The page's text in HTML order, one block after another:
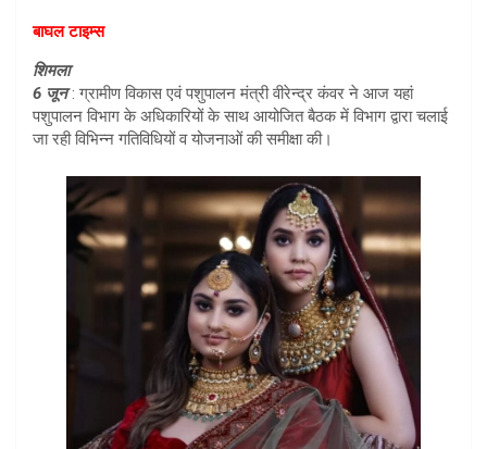
बाघल टाइम्स
शिमला
6 जून: ग्रामीण विकास एवं पशुपालन मंत्री वीरेन्द्र कंवर ने आज यहां
पशुपालन विभाग के अधिकारियों के साथ आयोजित बैठक में विभाग द्वारा चलाई
जा रही विभिन्न गतिविधियों व योजनाओं की समीक्षा की।